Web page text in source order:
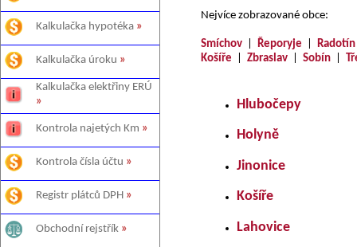
Kalkulačka hypotéka »
Kalkulačka úroku »
Kalkulačka elektřiny ERÚ
»
Kontrola najetých Km »
Kontrola čísla účtu »
Registr plátců DPH »
Obchodní rejstřík »
Nejvíce zobrazované obce:
Smíchov| Řeporyje Radotín
Košíře
Zbraslav| Sobín|
Hlubočepy
Holyně
Jinonice
Košíře
Lahovice